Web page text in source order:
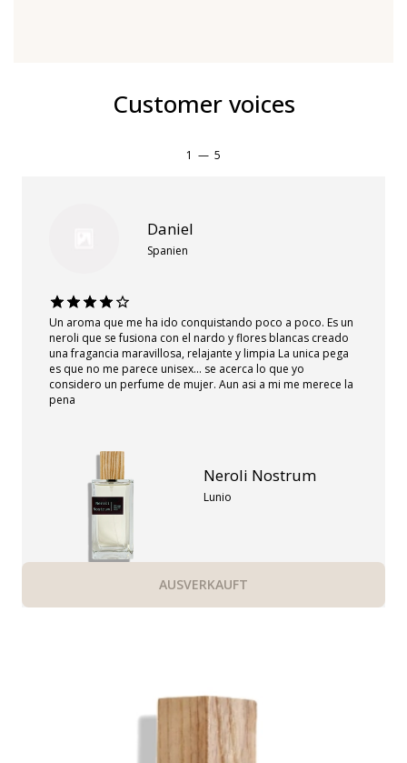
Customer voices
1 — 5
Daniel
Spanien
Un aroma que me ha ido conquistando poco a poco. Es un
neroli que se fusiona con el nardo y flores blancas creado
una fragancia maravillosa, relajante y limpia La unica pega
es que no me parece unisex... se acerca lo que yo
considero un perfume de mujer. Aun asi a mi me merece la
pena
Neroli Nostrum
Lunio
AUSVERKAUFT